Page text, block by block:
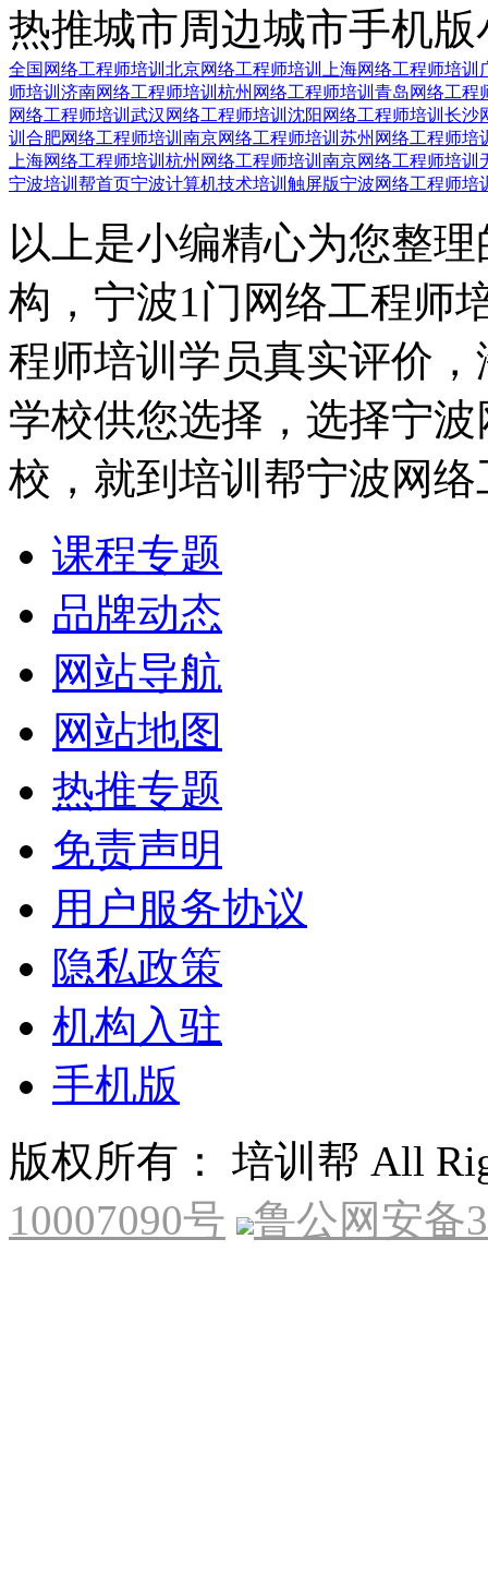
热推城市周边城市手机版
全国网络工程师培训 北京网络工程师培训 上海网络工程师培训
师培训 济南网络工程师培训 杭州网络工程师培训 青岛网络工程
网络工程师培训 武汉网络工程师培训 沈阳网络工程师培训 长沙
训 合肥网络工程师培训 南京网络工程师培训 苏州网络工程师培
上海网络工程师培训 杭州网络工程师培训 南京网络工程师培训
宁波培训帮首页宁波计算机技术培训触屏版宁波网络工程师培
以上是小编精心为您整
构，宁波1门网络工程师
程师培训学员真实评价
学校供您选择，选择宁
校，就到培训帮宁波网
课程专题
品牌动态
网站导航
网站地图
热推专题
免责声明
用户服务协议
隐私政策
机构入驻
手机版
版权所有： 培训帮 All
10007090号
鲁公网安备